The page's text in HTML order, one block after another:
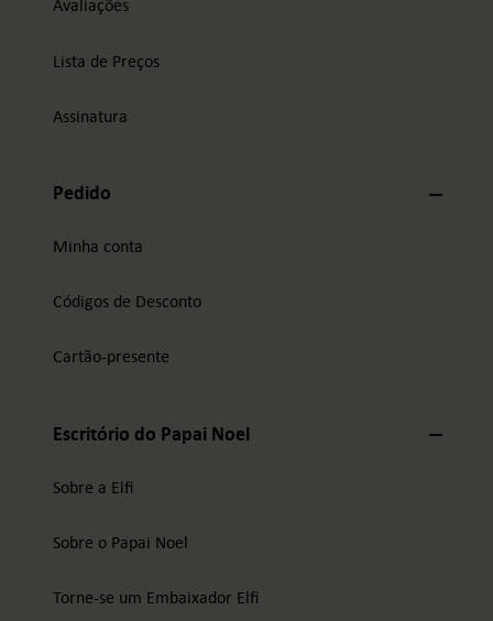
Avaliações
Lista de Preços
Assinatura
Pedido
Minha conta
Códigos de Desconto
Cartão-presente
Escritório do Papai Noel
Sobre a Elfi
Sobre o Papai Noel
Torne-se um Embaixador Elfi